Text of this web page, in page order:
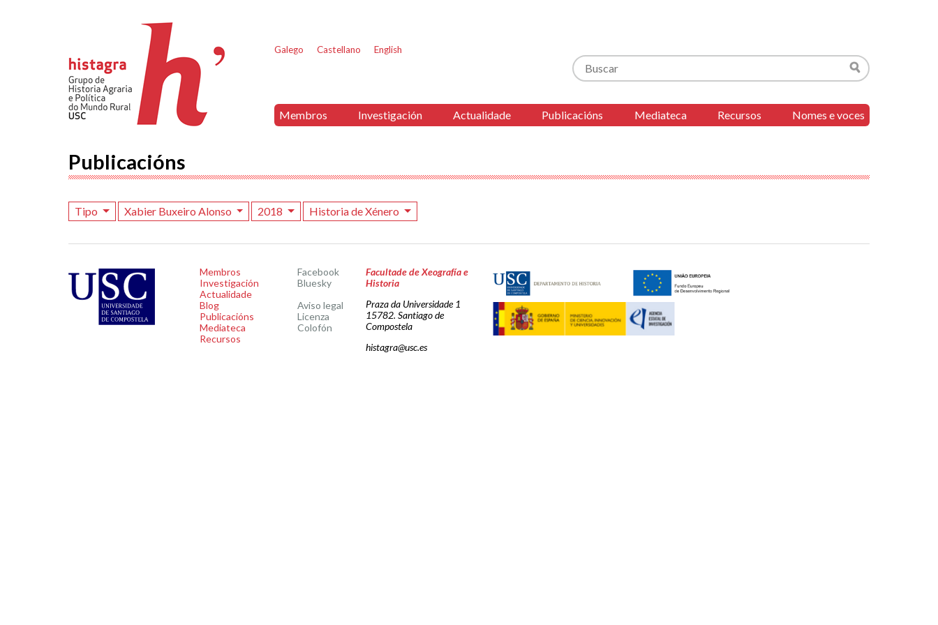
Galego Castellano English
Buscar
Buscar
Membros Investigación Actualidade Publicacións Mediateca Recursos Nomes e voces
Publicacións
Tipo Xabier Buxeiro Alonso 2018 Historia de Xénero
Membros
Investigación
Actualidade
Blog
Publicacións
Mediateca
Recursos
Facebook
Bluesky
Aviso legal
Licenza
Colofón
Facultade de Xeografía e
Historia
Praza da Universidade 1
15782. Santiago de
Compostela
histagra@usc.es